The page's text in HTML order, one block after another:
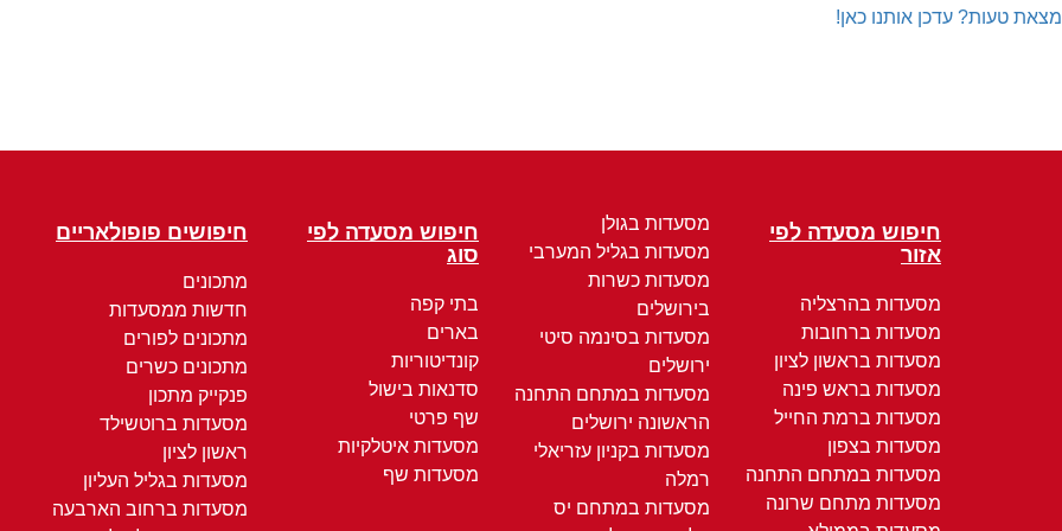
מצאת טעות? עדכן אותנו כאן!
חיפוש מסעדה לפי
אזור
מסעדות בהרצליה
מסעדות ברחובות
מסעדות בראשון לציון
מסעדות בראש פינה
מסעדות ברמת החייל
מסעדות בצפון
מסעדות במתחם התחנה
מסעדות מתחם שרונה
מסעדות בגולן
מסעדות בגליל המערבי
מסעדות כשרות
בירושלים
מסעדות בסינמה סיטי
ירושלים
מסעדות במתחם התחנה
הראשונה ירושלים
מסעדות בקניון עזריאלי
רמלה
מסעדות במתחם יס
חיפוש מסעדה לפי
סוג
בתי קפה
בארים
קונדיטוריות
סדנאות בישול
שף פרטי
מסעדות איטלקיות
מסעדות שף
חיפושים פופולאריים
מתכונים
חדשות ממסעדות
מתכונים לפורים
מתכונים כשרים
פנקייק מתכון
מסעדות ברוטשילד
ראשון לציון
מסעדות בגליל העליון
מסעדות ברחוב הארבעה